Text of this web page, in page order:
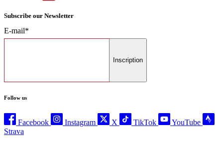
Subscribe our Newsletter
E-mail*
Inscription
Follow us
Facebook Instagram X TikTok
YouTube
Strava